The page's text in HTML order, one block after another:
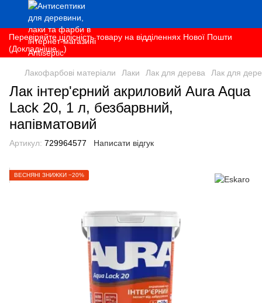
Перевіряйте цілісність товару на відділеннях Нової Пошти
(Докладніше...)
Лакофарбові матеріали Лаки Лак для дерева Лак для
Лак інтер'єрний акриловий Aura Aqua
Lack 20, 1 л, безбарвний,
напівматовий
Артикул: 729964577 Написати відгук
ВЕСНЯНІ ЗНИЖКИ −20%